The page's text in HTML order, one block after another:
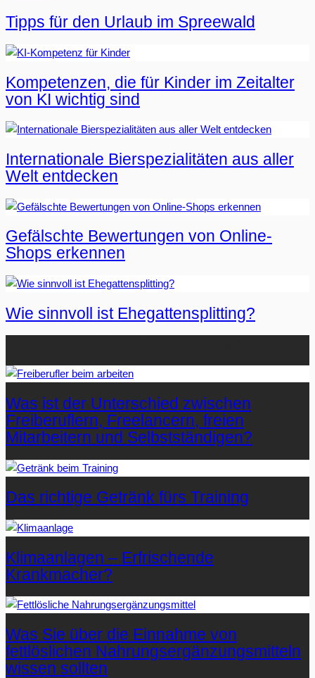
Tipps für den Urlaub im Spreewald
Kompetenzen, die für Kinder im Zeitalter
von KI wichtig sind
Internationale Bierspezialitäten aus aller
Welt entdecken
Gefälschte Bewertungen von Online-
Shops erkennen
Wie sinnvoll ist Ehegattensplitting?
Was ist der Unterschied zwischen
Freiberuflern, Freelancern, freien
Mitarbeitern und Selbstständigen?
Das richtige Getränk fürs Training
Klimaanlagen – Erfrischende
Krankmacher?
Was Sie über die Einnahme von
fettlöslichen Nahrungsergänzungsmitteln
wissen sollten